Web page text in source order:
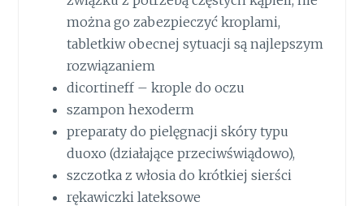
można go zabezpieczyć kroplami,
tabletkiw obecnej sytuacji są najlepszym
rozwiązaniem
dicortineff – krople do oczu
szampon hexoderm
preparaty do pielęgnacji skóry typu
duoxo (działające przeciwświądowo),
szczotka z włosia do krótkiej sierści
rękawiczki lateksowe